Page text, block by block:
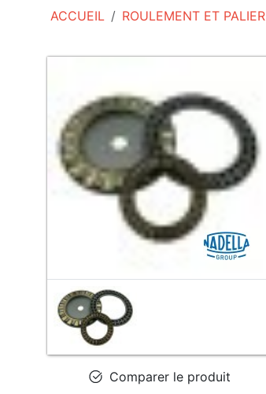
ACCUEIL ROULEMENT ET PALIER
Comparer le produit